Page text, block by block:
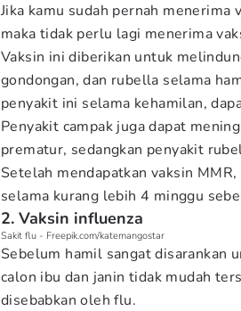
Jika kamu sudah pernah menerima
maka tidak perlu lagi menerima
Vaksin ini diberikan untuk
gondongan, dan rubella selama
penyakit ini selama kehamilan,
Penyakit campak juga dapat
prematur, sedangkan penyakit
Setelah mendapatkan vaksin
selama kurang lebih 4 minggu
2. Vaksin influenza
Sakit flu - Freepik.com/katemangostar
Sebelum hamil sangat disarankan
calon ibu dan janin tidak mudah
disebabkan oleh flu.